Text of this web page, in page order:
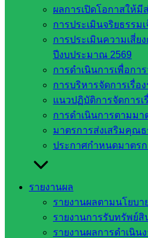
ผลการเปิดโอกาสให้
การประเมินจริยธรรม
การประเมินความเสี่ย
ปีงบประมาณ 2569
การดำเนินการเพื่อกา
การบริหารจัดการเรื่อง
แนวปฏิบัติการจัดการ
การดำเนินการตามม
มาตรการส่งเสริมคุณ
ประกาศกำหนดมาตรก
รายงานผล
รายงานผลตามนโยบา
รายงานการรับทรัพย์
รายงานผลการดำเนิน
กระทรวง
ศึกษาธิการ
กระทรวง
อุดมศึกษา
สำนักงาน
เลขาธิการ
สภาการ
ศึกษา
สำนักงาน
คณะ
การ
อาชีวศึกษา
สำนักงาน